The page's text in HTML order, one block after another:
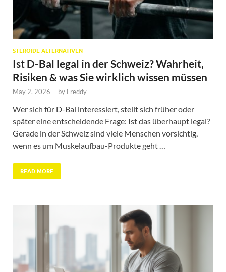
STEROIDE ALTERNATIVEN
Ist D-Bal legal in der Schweiz? Wahrheit,
Risiken & was Sie wirklich wissen müssen
May 2, 2026 - by Freddy
Wer sich für D-Bal interessiert, stellt sich früher oder
später eine entscheidende Frage: Ist das überhaupt legal?
Gerade in der Schweiz sind viele Menschen vorsichtig,
wenn es um Muskelaufbau-Produkte geht …
READ MORE